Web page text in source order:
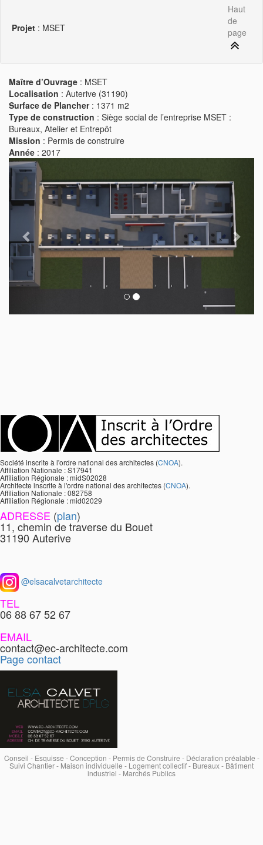
Projet : MSET
Haut
de
page
Maître d’Ouvrage : MSET
Localisation : Auterive (31190)
Surface de Plancher: 1371 m2
Type de construction : Siège social de l’entreprise MSET :
Bureaux, Atelier et Entrepôt
Mission : Permis de construire
Année : 2017
Previous
Société inscrite à l'ordre national des architectes (CNOA).
Affiliation Nationale : S17941
Affiliation Régionale : midS02028
Architecte inscrite à l'ordre national des architectes (CNOA).
Affiliation Nationale : 082758
Affiliation Régionale : mid02029
ADRESSE (plan)
11, chemin de traverse du Bouet
31190 Auterive
@elsacalvetarchitecte
TEL
06 88 67 52 67
EMAIL
contact@ec-architecte.com
Page contact
Conseil - Esquisse - Conception - Permis de Construire - Déclaration préalable -
Suivi Chantier - Maison individuelle - Logement collectif - Bureaux - Bâtiment
industriel - Marchés Publics